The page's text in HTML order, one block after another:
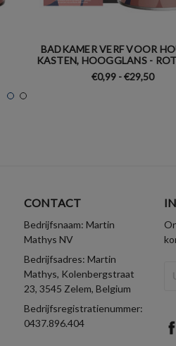
BADKAMER VERF VOOR
KASTEN, HOOGGLANS -
€0,99 - €29,50
CONTACT
Bedrijfsnaam: Martin
Mathys NV
Bedrijfsadres: Martin
Mathys, Kolenbergstraat
23, 3545 Zelem, Belgium
Bedrijfsregistratienummer:
0437.896.404